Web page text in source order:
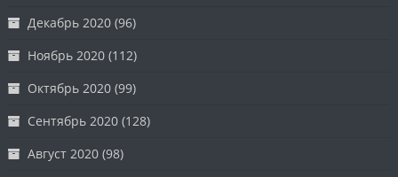
Декабрь 2020 (96)
Ноябрь 2020 (112)
Октябрь 2020 (99)
Сентябрь 2020 (128)
Август 2020 (98)